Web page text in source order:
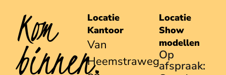
Kom
binnen.
Locatie
Kantoor
Van
Heemstraweg
Locatie
Show
modellen
Op
afspraak: